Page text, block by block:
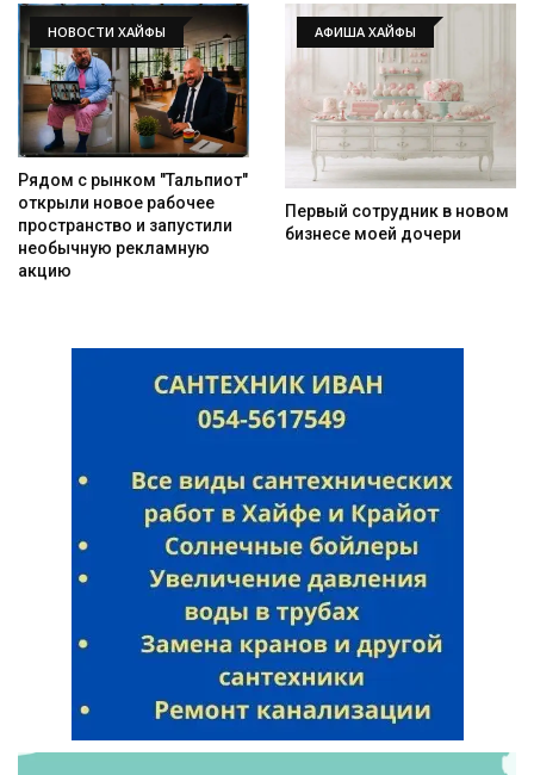
НОВОСТИ ХАЙФЫ
Рядом с рынком "Тальпиот"
открыли новое рабочее
пространство и запустили
необычную рекламную
акцию
АФИША ХАЙФЫ
Первый сотрудник в новом
бизнесе моей дочери